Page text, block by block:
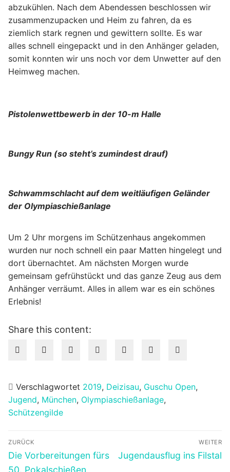
abzukühlen. Nach dem Abendessen beschlossen wir
zusammenzupacken und Heim zu fahren, da es
ziemlich stark regnen und gewittern sollte. Es war
alles schnell eingepackt und in den Anhänger geladen,
somit konnten wir uns noch vor dem Unwetter auf den
Heimweg machen.
Pistolenwettbewerb in der 10-m Halle
Bungy Run (so steht’s zumindest drauf)
Schwammschlacht auf dem weitläufigen Geländer
der Olympiaschießanlage
Um 2 Uhr morgens im Schützenhaus angekommen
wurden nur noch schnell ein paar Matten hingelegt und
dort übernachtet. Am nächsten Morgen wurde
gemeinsam gefrühstückt und das ganze Zeug aus dem
Anhänger verräumt. Alles in allem war es ein schönes
Erlebnis!
Share this content:
Verschlagwortet 2019, Deizisau, Guschu Open,
Jugend, München, Olympiaschießanlage,
Schützengilde
Beitragsnavigation
ZURÜCK
Vorheriger
Beitrag:
Die Vorbereitungen fürs
WEITER
Nächster
Jugendausflug ins Filstal